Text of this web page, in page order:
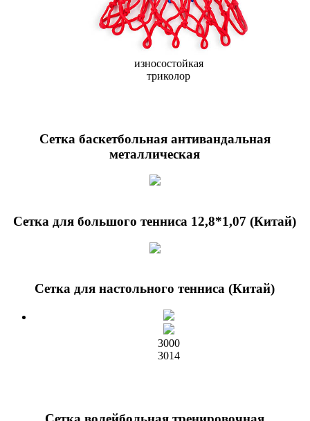
износостойкая
триколор
Сетка баскетбольная антивандальная
металлическая
Сетка для большого тенниса 12,8*1,07 (Китай)
Сетка для настольного тенниса (Китай)
3000
3014